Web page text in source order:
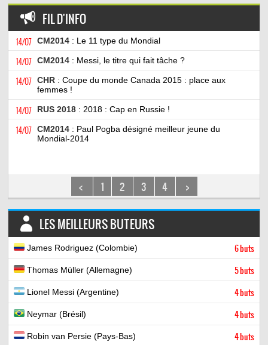
FIL D'INFO
14/07 CM2014 : Le 11 type du Mondial
14/07 CM2014 : Messi, le titre qui fait tâche ?
14/07 CHR : Coupe du monde Canada 2015 : place aux
femmes !
14/07 RUS 2018 : 2018 : Cap en Russie !
14/07 CM2014 : Paul Pogba désigné meilleur jeune du
Mondial-2014
< 1 2 3 4 >
LES MEILLEURS BUTEURS
James Rodriguez (Colombie) 6 buts
Thomas Müller (Allemagne) 5 buts
Lionel Messi (Argentine) 4 buts
Neymar (Brésil) 4 buts
Robin van Persie (Pays-Bas) 4 buts